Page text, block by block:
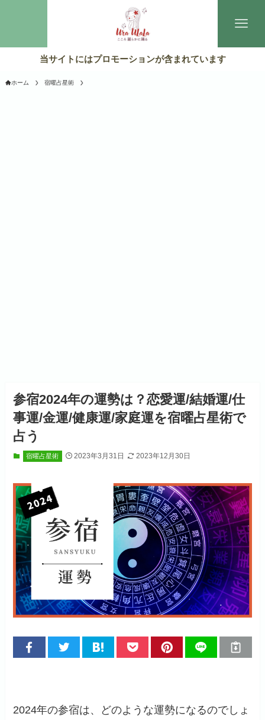
当サイトにはプロモーションが含まれています
ホーム 宿曜占星術
参宿2024年の運勢は？恋愛運/結婚運/仕
事運/金運/健康運/家庭運を宿曜占星術で
占う
宿曜占星術 2023年3月31日 2023年12月30日
2024年の参宿は、どのような運勢になるのでしょ